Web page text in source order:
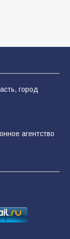
работы
город
агентство